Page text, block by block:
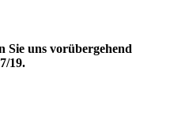
Sie uns vorübergehend
19.